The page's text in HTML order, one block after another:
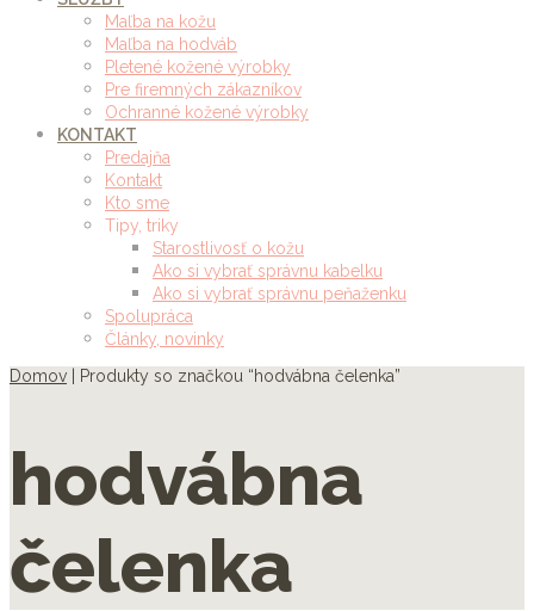
Maľba na kožu
Maľba na hodváb
Pletené kožené výrobky
Pre firemných zákazníkov
Ochranné kožené výrobky
KONTAKT
Predajňa
Kontakt
Kto sme
Tipy, triky
Starostlivosť o kožu
Ako si vybrať správnu kabelku
Ako si vybrať správnu peňaženku
Spolupráca
Články, novinky
Domov | Produkty so značkou “hodvábna čelenka”
hodvábna
čelenka